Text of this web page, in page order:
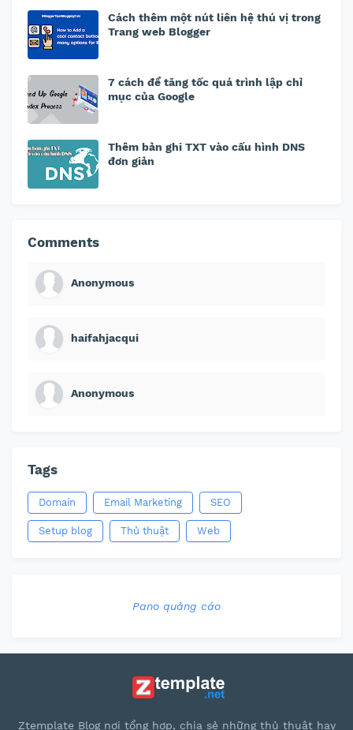
Cách thêm một nút liên hệ thú vị trong
Trang web Blogger
7 cách để tăng tốc quá trình lập chỉ
mục của Google
Thêm bản ghi TXT vào cấu hình DNS
đơn giản
Comments
Anonymous
haifahjacqui
Anonymous
Tags
Domain Email Marketing SEO
Setup blog Thủ thuật Web
Pano quảng cáo
Ztemplate Blog nơi tổng hợp, chia sẻ những thủ thuật hay